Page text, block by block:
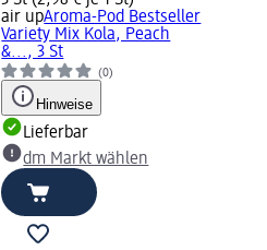
air upAroma-Pod Bestseller
Variety Mix Kola, Peach
&..., 3 St
(0)
Hinweise
Lieferbar
dm Markt wählen